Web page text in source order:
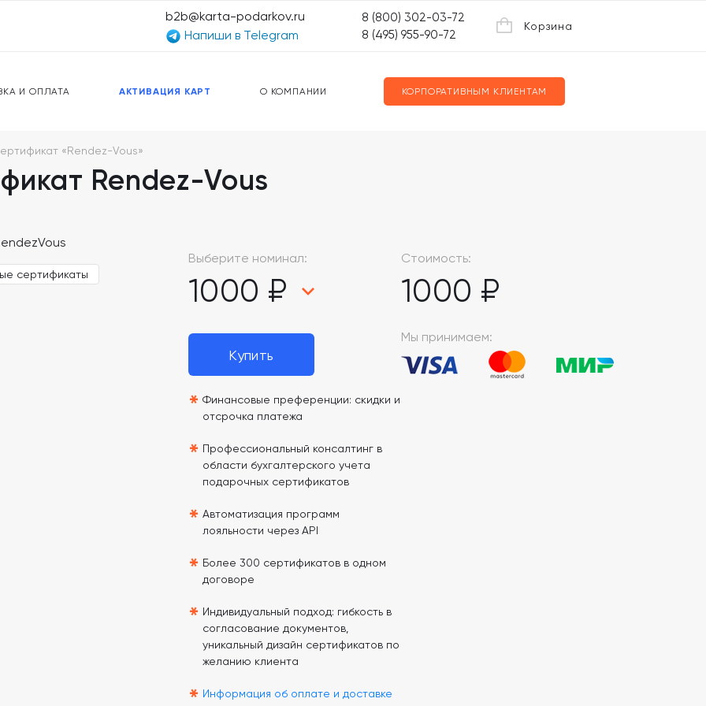
И ОПЛАТА АКТИВАЦИЯ КАРТ О КОМПАНИИ КОРПОРАТИВНЫМ КЛИЕНТАМ
b2b@karta-podarkov.ru
Напиши в Telegram
8 (800) 302-03-72
8 (495) 955-90-72
Корзина
ПРЕДОПЛАЧЕННЫЕ КАРТЫ
«Rendez-Vous»
Rendez-Vous
сертификаты
Выберите номинал:
1000 ₽
Стоимость:
1000 ₽
Купить
* Финансовые преференции: скидки и
отсрочка платежа
* Профессиональный консалтинг в
области бухгалтерского учета
подарочных сертификатов
* Автоматизация программ
лояльности через API
* Более 300 сертификатов в одном
договоре
* Индивидуальный подход: гибкость в
согласование документов,
уникальный дизайн сертификатов по
желанию клиента
Информация об оплате и доставке
Мы принимаем: